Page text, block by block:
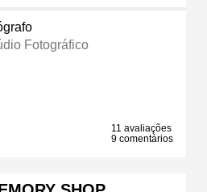
Fotográfico
11 avaliações
9 comentários